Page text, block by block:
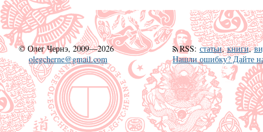
© Олег Чернэ, 2009—2026
olegcherne@gmail.com
RSS: статьи,книги,
Нашли ошибку? Дайте